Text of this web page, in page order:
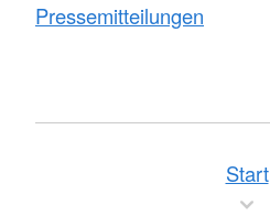
Pressemitteilungen
Start